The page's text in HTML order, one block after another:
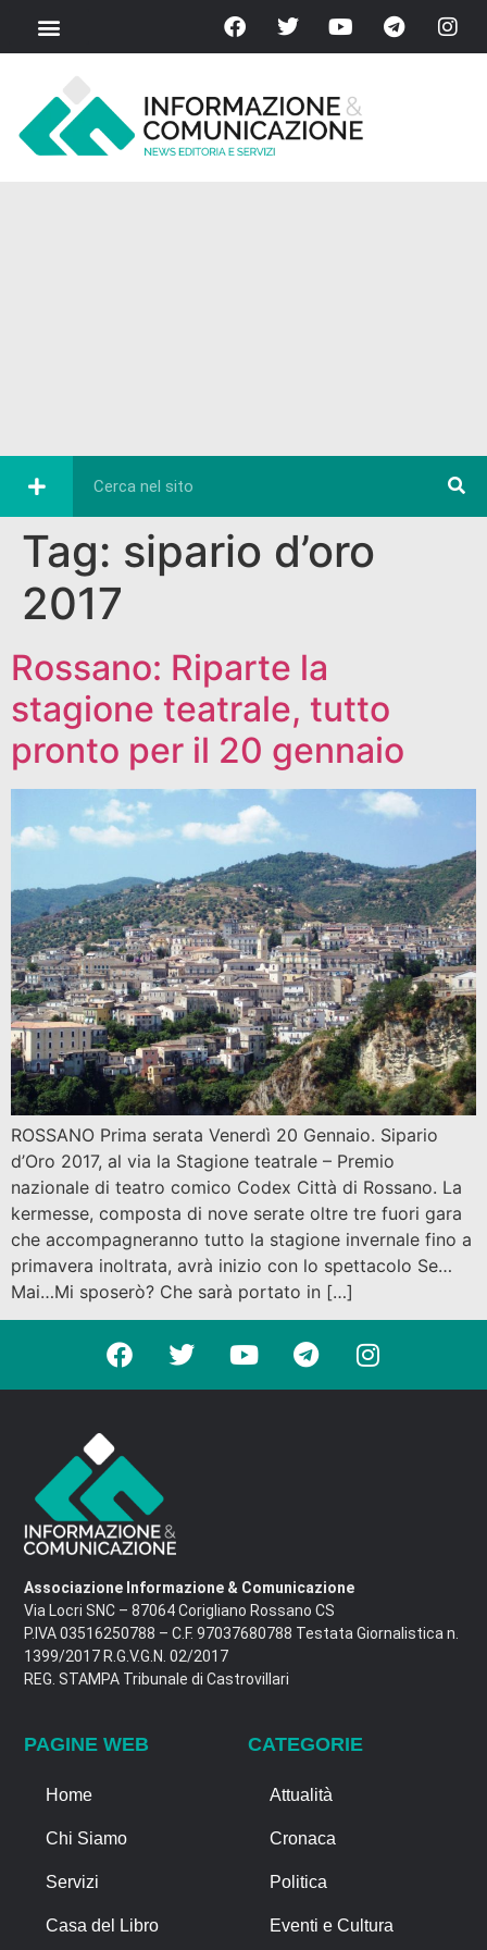
Tag: sipario d’oro
2017
Rossano: Riparte la
stagione teatrale, tutto
pronto per il 20 gennaio
ROSSANO Prima serata Venerdì 20 Gennaio. Sipario
d’Oro 2017, al via la Stagione teatrale – Premio
nazionale di teatro comico Codex Città di Rossano. La
kermesse, composta di nove serate oltre tre fuori gara
che accompagneranno tutto la stagione invernale fino a
primavera inoltrata, avrà inizio con lo spettacolo Se…
Mai…Mi sposerò? Che sarà portato in […]
Associazione Informazione & Comunicazione
Via Locri SNC – 87064 Corigliano Rossano CS
P.IVA 03516250788 – C.F. 97037680788 Testata Giornalistica n.
1399/2017 R.G.V.G.N. 02/2017
REG. STAMPA Tribunale di Castrovillari
PAGINE WEB
Home
Chi Siamo
Servizi
Casa del Libro
CATEGORIE
Attualità
Cronaca
Politica
Eventi e Cultura